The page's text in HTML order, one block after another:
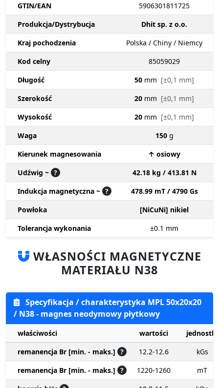
GTIN/EAN
5906301811725
Produkcja/Dystrybucja
Dhit sp. z o.o.
Kraj pochodzenia
Polska / Chiny / Niemcy
Kod celny
85059029
Długość
50 mm [±0,1 mm]
Szerokość
20 mm [±0,1 mm]
Wysokość
20 mm [±0,1 mm]
Waga
150 g
Kierunek magnesowania
↑ osiowy
Udźwig ~ ?
42.18 kg / 413.81 N
Indukcja magnetyczna ~ ?
478.99 mT / 4790 Gs
Powłoka
[NiCuNi] nikiel
Tolerancja wykonania
±0.1 mm
WŁASNOŚCI MAGNETYCZNE
MATERIAŁU N38
Specyfikacja / charakterystyka MPL 50x20x20
/ N38 - magnes neodymowy płytkowy
właściwości wartości
jednostki
remanencja Br [min. - maks.] ? 12.2-12.6
kGs
remanencja Br [min. - maks.] ? 1220-1260
mT